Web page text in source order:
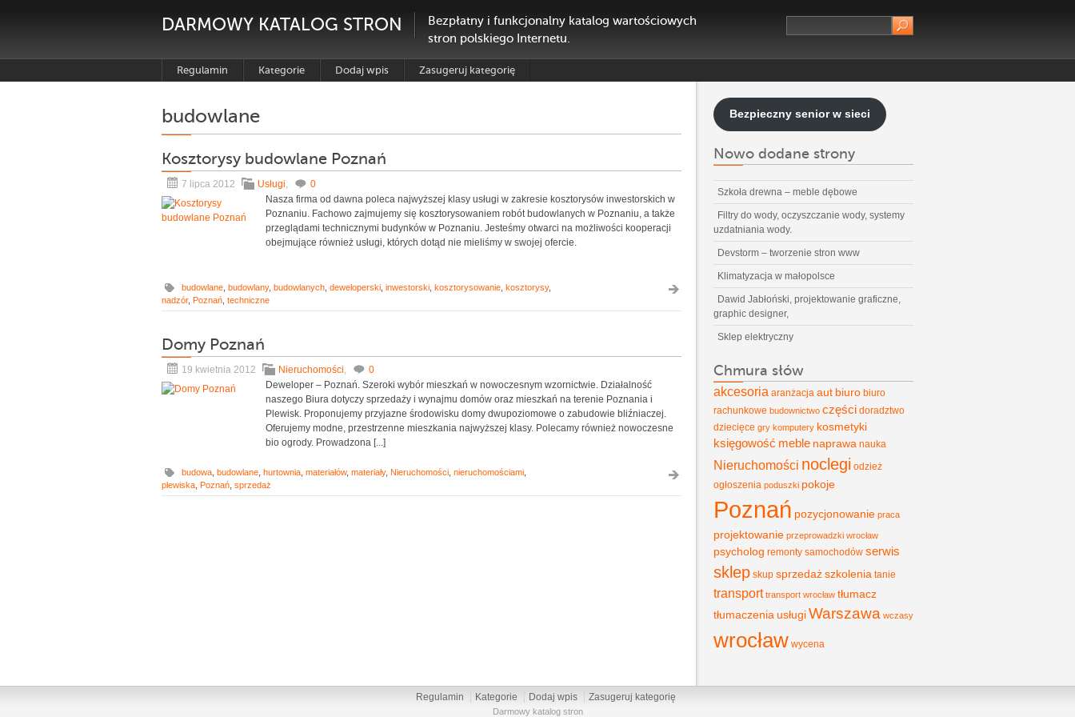
DARMOWY KATALOG STRON
Bezpłatny i funkcjonalny katalog wartościowych
stron polskiego Internetu.
Regulamin Kategorie Dodaj wpis Zasugeruj kategorię
budowlane
Kosztorysy budowlane Poznań
7 lipca 2012 Usługi,
0
Nasza firma od dawna poleca najwyższej klasy usługi w zakresie kosztorysów inwestorskich w
Poznaniu. Fachowo zajmujemy się kosztorysowaniem robót budowlanych w Poznaniu, a także
przeglądami technicznymi budynków w Poznaniu. Jesteśmy otwarci na możliwości kooperacji
obejmujące również usługi, których dotąd nie mieliśmy w swojej ofercie.
budowlane budowlany, budowlanych deweloperski inwestorski kosztorysowanie kosztorysy,
nadzór, Poznań techniczne
Domy Poznań
19 kwietnia 2012 Nieruchomości
0
Deweloper – Poznań. Szeroki wybór mieszkań w nowoczesnym wzornictwie. Działalność
naszego Biura dotyczy sprzedaży i wynajmu domów oraz mieszkań na terenie Poznania i
Plewisk. Proponujemy przyjazne środowisku domy dwupoziomowe o zabudowie bliźniaczej.
Oferujemy modne, przestrzenne mieszkania najwyższej klasy. Polecamy również nowoczesne
bio ogrody. Prowadzona [...]
budowa budowlane hurtownia materiałów, materiały, Nieruchomości nieruchomościami
plewiska Poznań sprzedaż
Bezpieczny senior w sieci
Nowo dodane strony
Szkoła drewna – meble dębowe
Filtry do wody, oczyszczanie wody, systemy
uzdatniania wody.
Devstorm – tworzenie stron www
Klimatyzacja w małopolsce
Dawid Jabłoński, projektowanie graficzne,
graphic designer,
Sklep elektryczny
Chmura słów
akcesoria aranżacja aut biuro biuro
rachunkowe budownictwo części doradztwo
dziecięce gry komputery kosmetyki
księgowość meble naprawa nauka
Nieruchomości noclegi odzież
ogłoszenia poduszki pokoje
Poznań pozycjonowanie praca
projektowanie przeprowadzki wrocław
psycholog remonty samochodów serwis
sklep skup sprzedaższkolenia tanie
transport transport wrocław tłumacz
tłumaczenia usługiWarszawa wczasy
wrocław wycena
Regulamin Kategorie Dodaj wpis Zasugeruj kategorię
Darmowy katalog stron